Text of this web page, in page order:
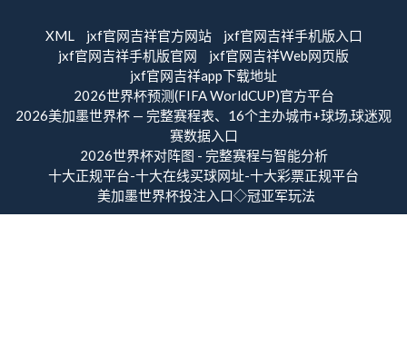
XML jxf官网吉祥官方网站
jxf官网吉祥手机版入口
jxf官网吉祥手机版官网
jxf官网吉祥Web网页版
jxf官网吉祥app下载地址
2026世界杯预测(FIFA WorldCUP)官方平台
2026美加墨世界杯 — 完整赛程表、16个主办城市+球场,球迷观
赛数据入口
2026世界杯对阵图 - 完整赛程与智能分析
十大正规平台-十大在线买球网址-十大彩票正规平台
美加墨世界杯投注入口◇冠亚军玩法